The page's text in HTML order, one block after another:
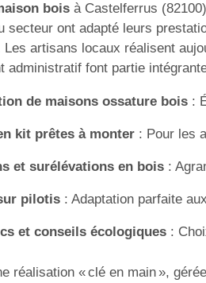
bois à Castelferrus
secteur ont adapté leurs
artisans locaux réalisent
administratif font partie
de maisons ossature bois:
kit prêtes à monter: Pour les
et surélévations en bois:
pilotis: Adaptation parfaite
et conseils écologiques:
réalisation « clé en main »,